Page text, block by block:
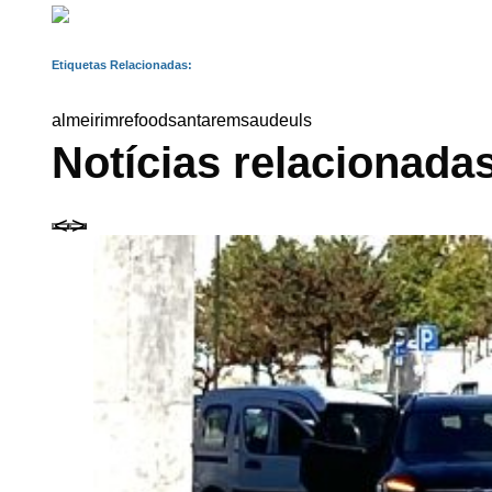
Etiquetas Relacionadas:
almeirimrefoodsantaremsaudeuls
Notícias